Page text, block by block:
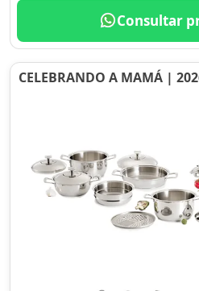
Consultar
CELEBRANDO A MAMÁ |